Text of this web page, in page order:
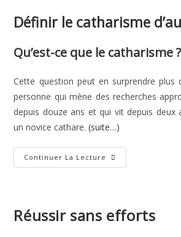
Définir le catharisme
Qu’est-ce que le catharisme ?
Cette question peut en surprendre plus
personne qui mène des recherches
depuis douze ans et qui vit depuis deux
un novice cathare.(suite…)
Continuer La Lecture Définir
Le
Réussir sans efforts